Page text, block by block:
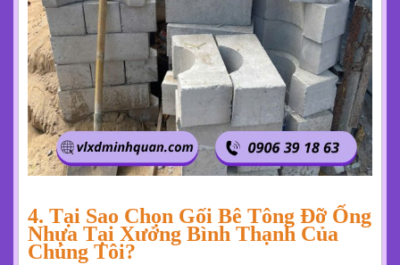
4. Tại Sao Chọn Gối Bê Tông Đỡ Ống
Nhựa Tại Xưởng Bình Thạnh Của
Chúng Tôi?